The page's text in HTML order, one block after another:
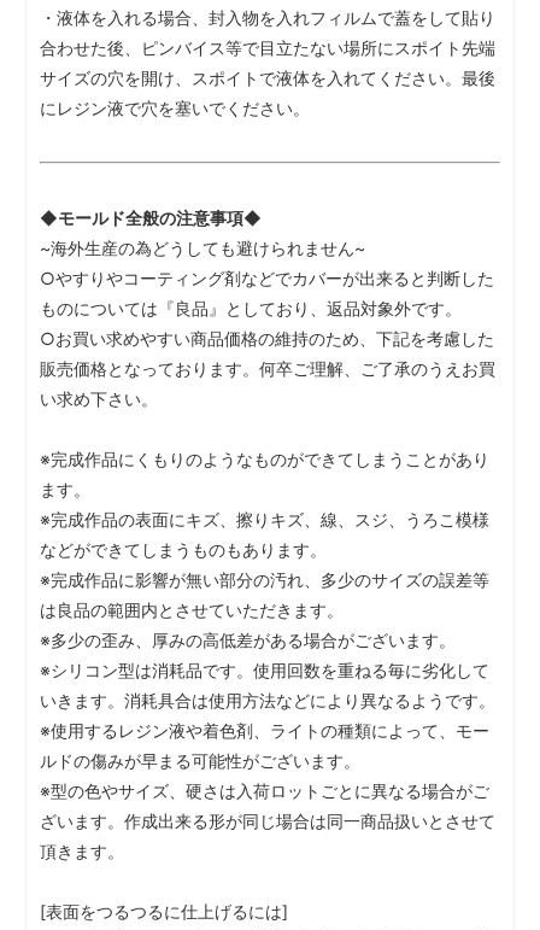
・液体を入れる場合、封入物を入れフィルムで蓋をして貼り
合わせた後、ピンバイス等で目立たない場所にスポイト先端
サイズの穴を開け、スポイトで液体を入れてください。最後
にレジン液で穴を塞いでください。
◆モールド全般の注意事項◆
~海外生産の為どうしても避けられません~
○やすりやコーティング剤などでカバーが出来ると判断した
ものについては『良品』としており、返品対象外です。
○お買い求めやすい商品価格の維持のため、下記を考慮した
販売価格となっております。何卒ご理解、ご了承のうえお買
い求め下さい。
※完成作品にくもりのようなものができてしまうことがあり
ます。
※完成作品の表面にキズ、擦りキズ、線、スジ、うろこ模様
などができてしまうものもあります。
※完成作品に影響が無い部分の汚れ、多少のサイズの誤差等
は良品の範囲内とさせていただきます。
※多少の歪み、厚みの高低差がある場合がございます。
※シリコン型は消耗品です。使用回数を重ねる毎に劣化して
いきます。消耗具合は使用方法などにより異なるようです。
※使用するレジン液や着色剤、ライトの種類によって、モー
ルドの傷みが早まる可能性がございます。
※型の色やサイズ、硬さは入荷ロットごとに異なる場合がご
ざいます。作成出来る形が同じ場合は同一商品扱いとさせて
頂きます。
[表面をつるつるに仕上げるには]